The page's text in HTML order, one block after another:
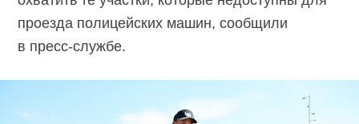
проезда полицейских машин, сообщили
в пресс-службе.